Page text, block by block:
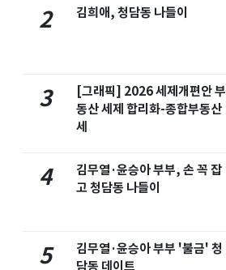
2 김희애, 청담동 나들이
3
[그래픽] 2026 세제개편안 부
동산 세제 합리화-종합부동산
세
4
김무열·윤승아 부부, 손 꼭 잡
고 청담동 나들이
5
김무열·윤승아 부부 '불금' 청
담동 데이트